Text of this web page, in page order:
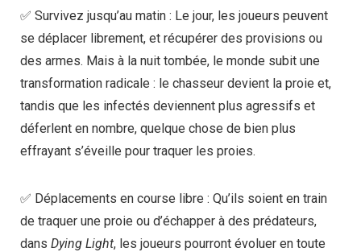
✅ Survivez jusqu’au matin : Le jour, les joueurs peuvent
se déplacer librement, et récupérer des provisions ou
des armes. Mais à la nuit tombée, le monde subit une
transformation radicale : le chasseur devient la proie et,
tandis que les infectés deviennent plus agressifs et
déferlent en nombre, quelque chose de bien plus
effrayant s’éveille pour traquer les proies.
✅ Déplacements en course libre : Qu’ils soient en train
de traquer une proie ou d’échapper à des prédateurs,
dans Dying Light, les joueurs pourront évoluer en toute